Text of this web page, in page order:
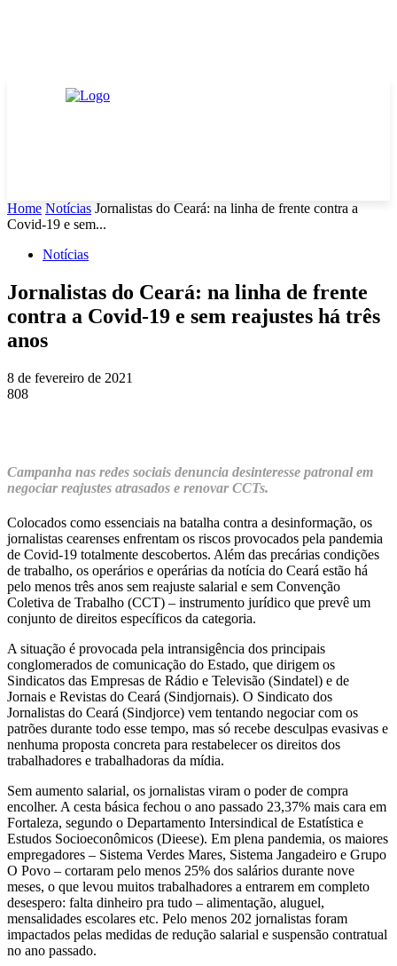
Home Notícias Jornalistas do Ceará: na linha de frente contra a
Covid-19 e sem...
Notícias
Jornalistas do Ceará: na linha de frente
contra a Covid-19 e sem reajustes há três
anos
8 de fevereiro de 2021
808
Campanha nas redes sociais denuncia desinteresse patronal em
negociar reajustes atrasados e renovar CCTs.
Colocados como essenciais na batalha contra a desinformação, os
jornalistas cearenses enfrentam os riscos provocados pela pandemia
de Covid-19 totalmente descobertos. Além das precárias condições
de trabalho, os operários e operárias da notícia do Ceará estão há
pelo menos três anos sem reajuste salarial e sem Convenção
Coletiva de Trabalho (CCT) – instrumento jurídico que prevê um
conjunto de direitos específicos da categoria.
A situação é provocada pela intransigência dos principais
conglomerados de comunicação do Estado, que dirigem os
Sindicatos das Empresas de Rádio e Televisão (Sindatel) e de
Jornais e Revistas do Ceará (Sindjornais). O Sindicato dos
Jornalistas do Ceará (Sindjorce) vem tentando negociar com os
patrões durante todo esse tempo, mas só recebe desculpas evasivas e
nenhuma proposta concreta para restabelecer os direitos dos
trabalhadores e trabalhadoras da mídia.
Sem aumento salarial, os jornalistas viram o poder de compra
encolher. A cesta básica fechou o ano passado 23,37% mais cara em
Fortaleza, segundo o Departamento Intersindical de Estatística e
Estudos Socioeconômicos (Dieese). Em plena pandemia, os maiores
empregadores – Sistema Verdes Mares, Sistema Jangadeiro e Grupo
O Povo – cortaram pelo menos 25% dos salários durante nove
meses, o que levou muitos trabalhadores a entrarem em completo
desespero: falta dinheiro pra tudo – alimentação, aluguel,
mensalidades escolares etc. Pelo menos 202 jornalistas foram
impactados pelas medidas de redução salarial e suspensão contratual
no ano passado.